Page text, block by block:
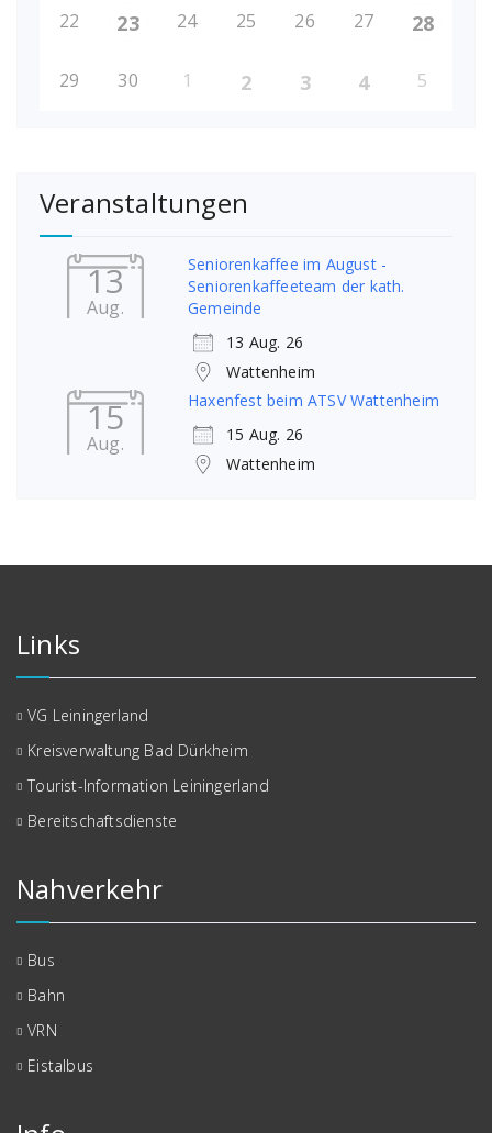
22 23 24 25 26 27 28
29 30 1 2 3 4 5
Veranstaltungen
13
Aug.
Seniorenkaffee im August -
Seniorenkaffeeteam der kath.
Gemeinde
13 Aug. 26
Wattenheim
15
Aug.
Haxenfest beim ATSV Wattenheim
15 Aug. 26
Wattenheim
Links
VG Leiningerland
Kreisverwaltung Bad Dürkheim
Tourist-Information Leiningerland
Bereitschaftsdienste
Nahverkehr
Bus
Bahn
VRN
Eistalbus